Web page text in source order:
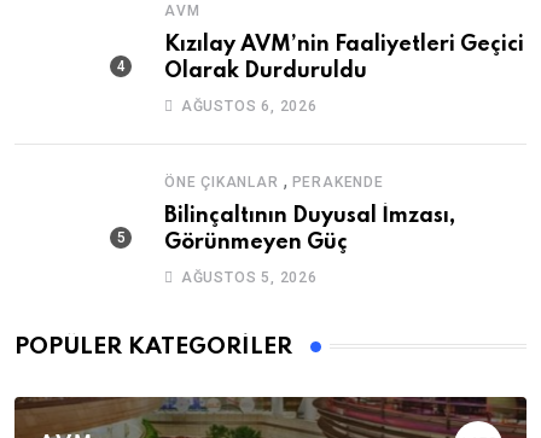
AVM
Kızılay AVM’nin Faaliyetleri Geçici
Olarak Durduruldu
AĞUSTOS 6, 2026
ÖNE ÇIKANLAR , PERAKENDE
Bilinçaltının Duyusal İmzası,
Görünmeyen Güç
AĞUSTOS 5, 2026
POPÜLER KATEGORILER